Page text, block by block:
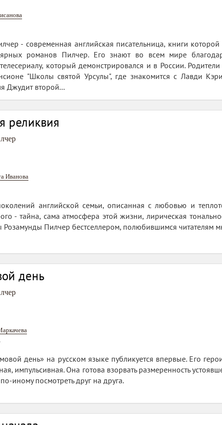
- современная английская писательница, книги
романов Пилчер. Его знают во всем мире
который демонстрировался и в России.
"Школы святой Урсулы", где знакомится с Лавди
Джудит второй...
реликвия
Иванова
английской семьи, описанная с любовью и
- тайна, сама атмосфера этой жизни, лирическая
Розамунды Пилчер бестселлером, полюбившимся читателям
день
день» на русском языке публикуется впервые. Его
импульсивная. Она готова взорвать размеренность
иному посмотреть друг на друга.